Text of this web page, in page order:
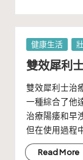
Posted
in
健康生活
雙效犀利
雙效犀利士治
一種綜合了他
治療陽痿和早
但在使用過程
Read More